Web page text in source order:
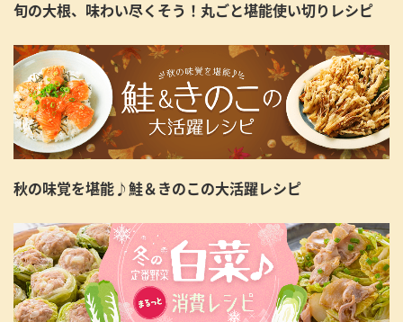
旬の大根、味わい尽くそう！丸ごと堪能使い切りレシピ
秋の味覚を堪能♪鮭＆きのこの大活躍レシピ